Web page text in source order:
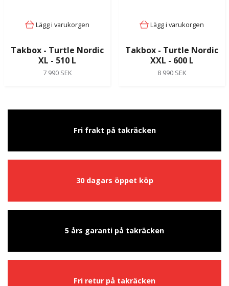
Lägg i varukorgen
Takbox - Turtle Nordic
XL - 510 L
7 990 SEK
Lägg i varukorgen
Takbox - Turtle Nordic
XXL - 600 L
8 990 SEK
Fri frakt på takräcken
30 dagars öppet köp
5 års garanti på takräcken
Fri retur på takräcken